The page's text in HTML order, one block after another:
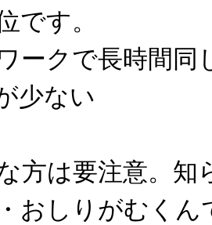
です。
ークで長時間同
少ない
方は要注意。知
おしりがむく